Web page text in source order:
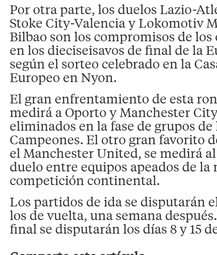
Por otra parte, los duelos Lazio-
Stoke City-Valencia y Lokomotiv
Bilbao son los compromisos de los
en los dieciseisavos de final de la
según el sorteo celebrado en la
Europeo en Nyon.
El gran enfrentamiento de esta
medirá a Oporto y Manchester
eliminados en la fase de grupos de
Campeones. El otro gran favorito
el Manchester United, se medirá
duelo entre equipos apeados de la
competición continental.
Los partidos de ida se disputarán
los de vuelta, una semana
final se disputarán los días 8 y 15